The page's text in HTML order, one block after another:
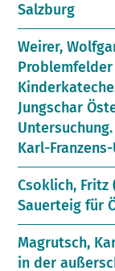
Salzburg
Weirer,
Jungschar
Karl-
Csoklich, Fritz
Sauerteig für
Magrutsch,
in der